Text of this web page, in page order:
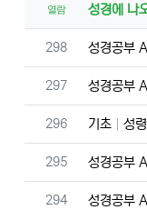
열람 성경에 나
번호
298 성경공부
번호
297 성경공부
번호
296 기초 성
번호
295 성경공부
번호
294 성경공부